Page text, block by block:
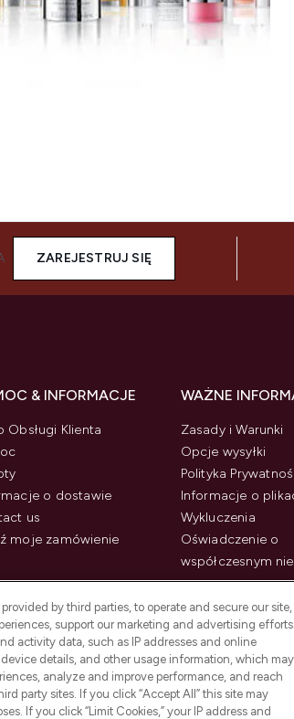
ZAREJESTRUJ SIĘ
& INFORMACJE
Obsługi Klienta
o dostawie
us
moje zamówienie
WAŻNE
Zasady i Warunki
Opcje wysyłki
Polityka
Informacje o
Wykluczenia
Oświadczenie o
współczesnym
by third parties, to operate and secure our site,
support our marketing and advertising efforts.
activity data, such as IP addresses and online
details, and other usage information, which may
analyze and improve performance, and reach
party sites. If you click “Accept All” this site may
If you click “Limit Cookies,” your IP address and